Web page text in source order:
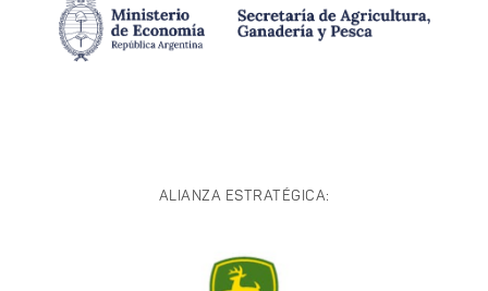
ALIANZA ESTRATÉGICA: